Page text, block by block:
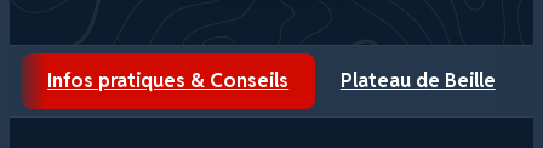
Raquettes
Groupes
Infos pratiques & Conseils Plateau de Beille